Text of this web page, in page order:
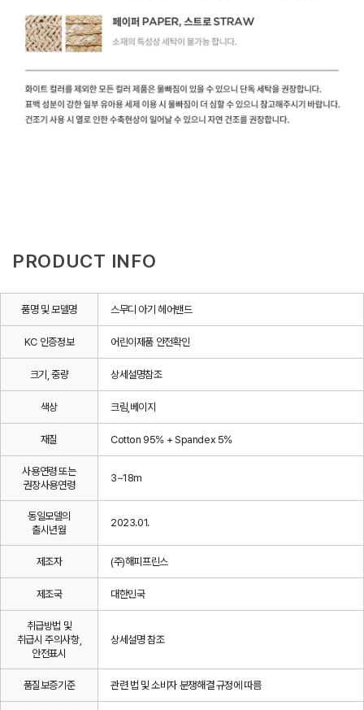
PRODUCT INFO
품명 및 모델명 스무디 아기 헤어밴드
KC 인증정보 어린이제품 안전확인
크기, 중량 상세설명참조
색상 크림,베이지
재질 Cotton 95% + Spandex 5%
사용연령 또는
권장사용연령
3~18m
동일모델의
출시년월
2023.01.
제조자 (주)해피프린스
제조국 대한민국
취급방법 및
취급시 주의사항,
안전표시
상세설명 참조
품질보증기준 관련 법 및 소비자 분쟁해결 규정에 따름